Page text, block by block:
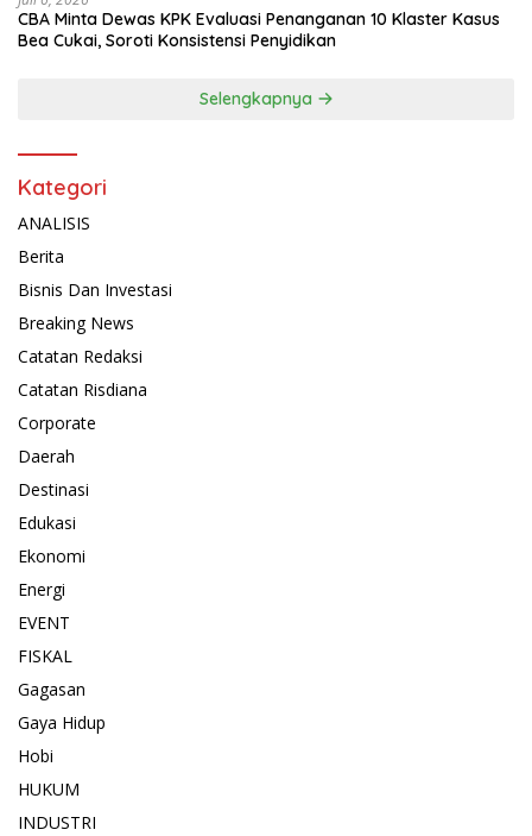
CBA Minta Dewas KPK Evaluasi Penanganan 10 Klaster Kasus
Bea Cukai, Soroti Konsistensi Penyidikan
Selengkapnya
Kategori
ANALISIS
Berita
Bisnis Dan Investasi
Breaking News
Catatan Redaksi
Catatan Risdiana
Corporate
Daerah
Destinasi
Edukasi
Ekonomi
Energi
EVENT
FISKAL
Gagasan
Gaya Hidup
Hobi
HUKUM
INDUSTRI